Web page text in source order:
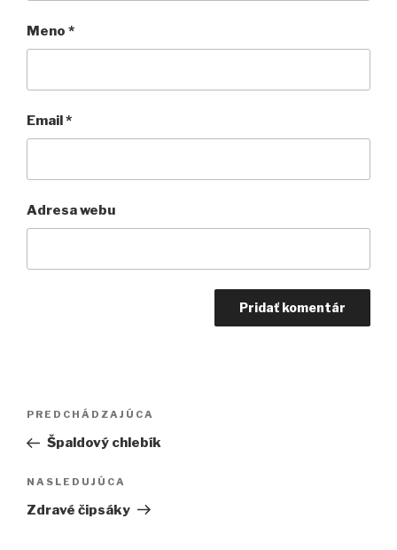
Meno *
Email*
Adresa webu
Navigácia
článku
Predchádzajúci
článok
PREDCHÁDZAJÚCA
Špaldový chlebík
Ďalší
článok
NASLEDUJÚCA
Zdravé čipsáky